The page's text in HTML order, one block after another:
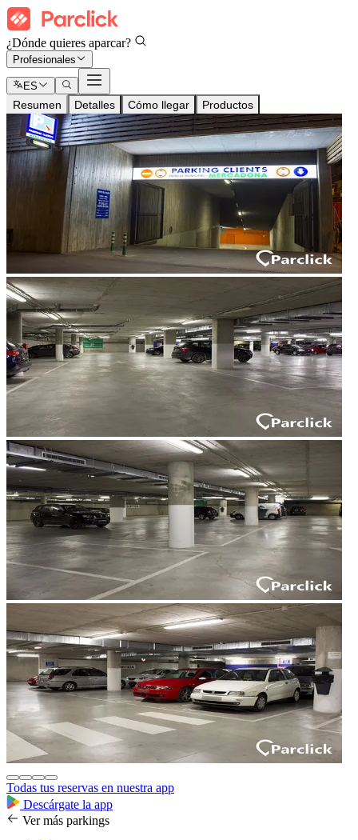
¿Dónde quieres aparcar?
Profesionales
ES
Resumen Detalles Cómo llegar Productos
Todas tus reservas en nuestra app
Descárgate la app
Ver más parkings